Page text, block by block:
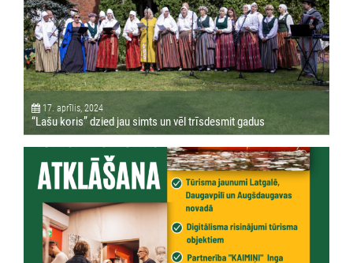
17. aprīlis, 2024
“Lašu koris” dzied jau simts un vēl trīsdesmit gadus